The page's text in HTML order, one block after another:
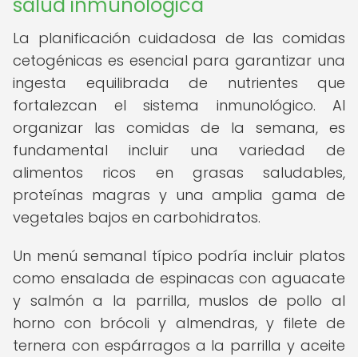
La planificación cuidadosa de las comidas
cetogénicas es esencial para garantizar una
ingesta equilibrada de nutrientes que
fortalezcan el sistema inmunológico. Al
organizar las comidas de la semana, es
fundamental incluir una variedad de
alimentos ricos en grasas saludables,
proteínas magras y una amplia gama de
vegetales bajos en carbohidratos.
Un menú semanal típico podría incluir platos
como ensalada de espinacas con aguacate
y salmón a la parrilla, muslos de pollo al
horno con brócoli y almendras, y filete de
ternera con espárragos a la parrilla y aceite